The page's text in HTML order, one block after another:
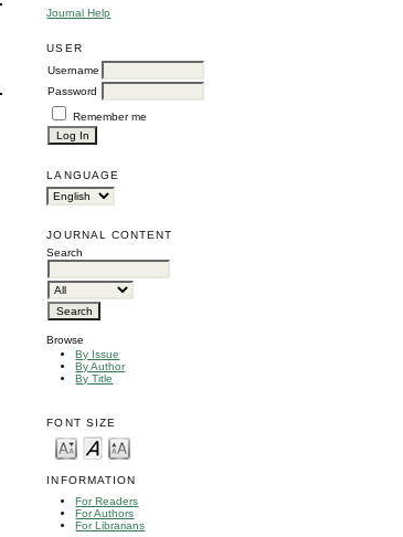
Journal Help
USER
Username
Password
Remember me
LANGUAGE
JOURNAL CONTENT
Search
Browse
By Issue
By Author
By Title
FONT SIZE
INFORMATION
For Readers
For Authors
For Librarians